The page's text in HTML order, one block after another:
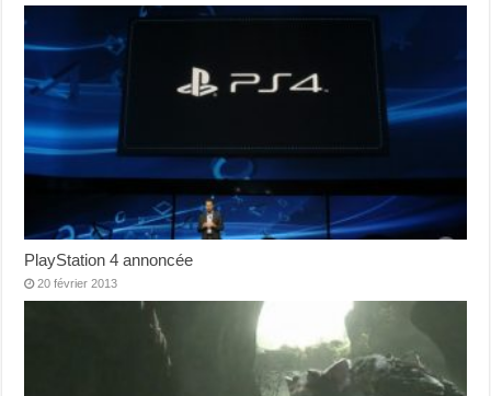
PlayStation 4 annoncée
20 février 2013